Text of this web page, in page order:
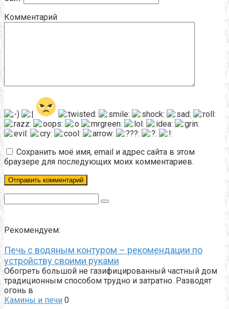
Комментарий
Сохранить моё имя, email и адрес сайта в этом
браузере для последующих моих комментариев.
Рекомендуем:
Печь с водяным контуром – рекомендации по
устройству своими руками
Обогреть большой не газифицированный частный дом
традиционным способом трудно и затратно. Разводят
огонь в
Камины и печи 0